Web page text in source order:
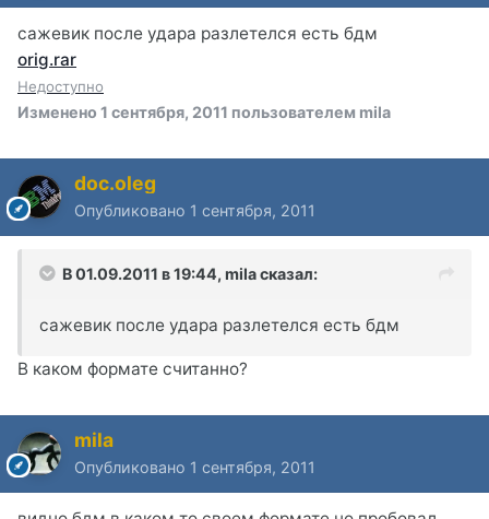
сажевик после удара разлетелся есть бдм
orig.rar
Недоступно
Изменено 1 сентября, 2011 пользователем mila
doc.oleg
Опубликовано 1 сентября, 2011
В 01.09.2011 в 19:44, mila сказал:
сажевик после удара разлетелся есть бдм
В каком формате считанно?
mila
Опубликовано 1 сентября, 2011